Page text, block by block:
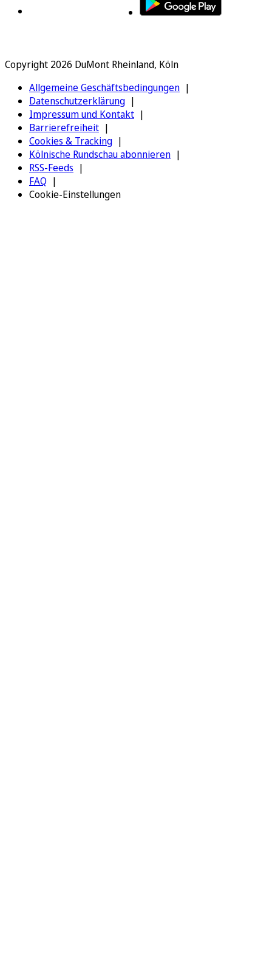
Copyright 2026 DuMont Rheinland, Köln
Allgemeine Geschäftsbedingungen
Datenschutzerklärung
Impressum und Kontakt
Barrierefreiheit
Cookies & Tracking
Kölnische Rundschau abonnieren
RSS-Feeds
FAQ
Cookie-Einstellungen